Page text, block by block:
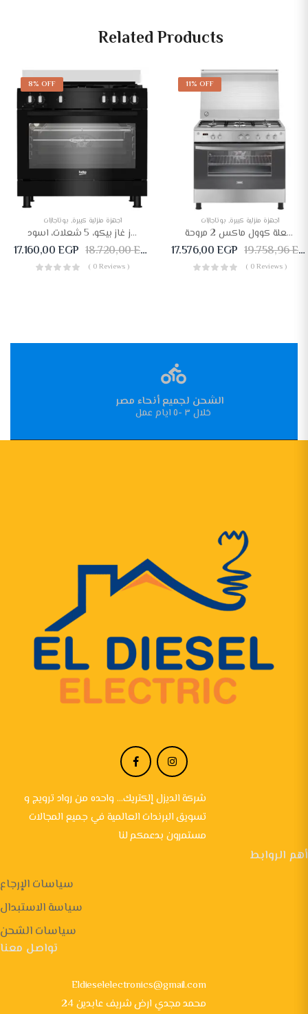
Related Products
8% OFF
أجهزة منزلية كبيرة, بوتاجازات
بوتجاز غاز بيكو، 5 شعلات، اسود – GGR 15115 DX NB
17.160,00EGP 18.720,00EGP
( 0 Reviews )
11% OFF
أجهزة منزلية كبيرة, بوتاجازات
بوتجاز زانوسى 5 شعلة كوول ماكس 2 مروحة ZCG94396XA
17.576,00EGP 19.758,96EGP
( 0 Reviews )
الشحن لجميع أنحاء مصر
خلال ٣ -٥ ايام عمل
شركة الديزل إلكتريك... واحده من رواد ترويج و
تسويق البرندات العالمية في جميع المجالات
مستمرون بدعمكم لنا
أهم الروابط
سياسات الإرجاع
سياسة الاستبدال
سياسات الشحن
تواصل معنا
Eldieselelectronics@gmail.com
24 محمد مجدي ارض شريف عابدين